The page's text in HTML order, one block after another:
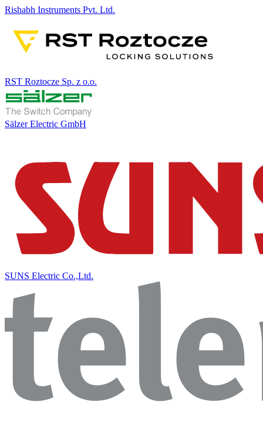
Rishabh Instruments Pvt. Ltd.
RST Roztocze Sp. z o.o.
Sälzer Electric GmbH
SUNS Electric Co.,Ltd.